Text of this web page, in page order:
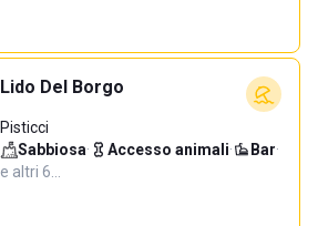
Lido Del Borgo
Pisticci
Sabbiosa· Accesso animali· Bar·
e altri 6…